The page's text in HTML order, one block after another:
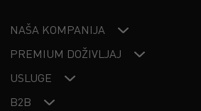
NAŠA KOMPANIJA
PREMIUM DOŽIVLJAJ
USLUGE
B2B